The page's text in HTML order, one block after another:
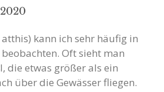
kann ich sehr häufig in
Oft sieht man
die etwas größer als ein
über die Gewässer fliegen.